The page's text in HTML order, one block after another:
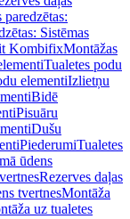
paredzētas:
Sistēmas
KombifixMontāžas
Tualetes podu
elementiIzlietņu
Bidē
Pisuāru
Dušu
PiederumiTualetes
ūdens
Rezerves daļas
tvertnesMontāža
uz tualetes